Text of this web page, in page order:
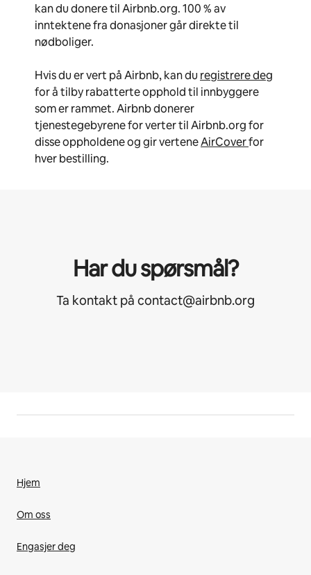
kan du donere til Airbnb.org. 100 % av
inntektene fra donasjoner går direkte til
nødboliger.
Hvis du er vert på Airbnb, kan du registrere deg
for å tilby rabatterte opphold til innbyggere
som er rammet. Airbnb donerer
tjenestegebyrene for verter til Airbnb.org for
disse oppholdene og gir verteneAirCoverfor
hver bestilling.
Har du spørsmål?
Ta kontakt på contact@airbnb.org
Hjem
Om oss
Engasjer deg